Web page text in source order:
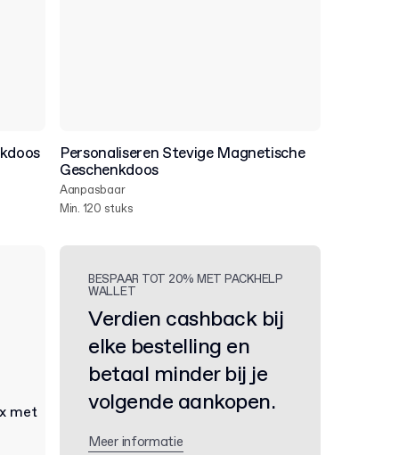
Personaliseren Stevige Magnetische
Geschenkdoos
Aanpasbaar
Min. 120 stuks
BESPAAR TOT 20% MET PACKHELP
WALLET
Verdien cashback bij
elke bestelling en
betaal minder bij je
volgende aankopen.
Meer informatie